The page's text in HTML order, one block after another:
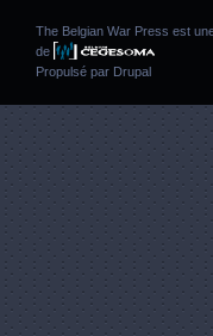
The Belgian War Press est
de
Propulsé par Drupal